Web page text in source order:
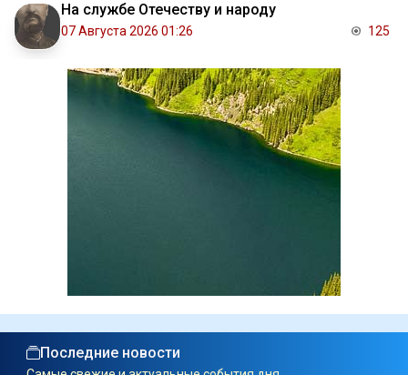
На службе Отечеству и народу
07 Августа 2026 01:26 125
Последние новости